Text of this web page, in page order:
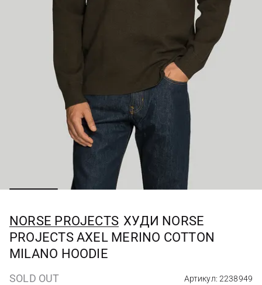
NORSE PROJECTS ХУДИ NORSE
PROJECTS AXEL MERINO COTTON
MILANO HOODIE
SOLD OUT Артикул: 2238949